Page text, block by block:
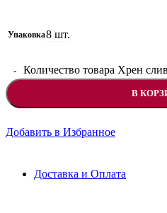
Упаковка8 шт.
Количество товара Хрен
В
Добавить в Избранное
Доставка и Оплата